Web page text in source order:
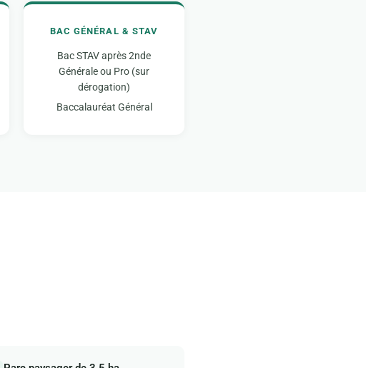
BAC GÉNÉRAL & STAV
Bac STAV après 2nde
Générale ou Pro (sur
dérogation)
Baccalauréat Général